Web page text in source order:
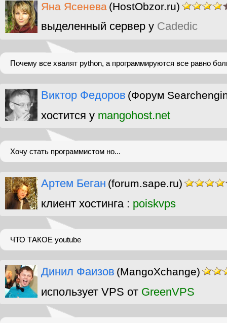
Яна Ясенева (HostObzor.ru)
выделенный сервер у Cadedic
Почему все хвалят python, а программируются все равно
Виктор Федоров (Форум
хостится у mangohost.net
Хочу стать программистом но...
Артем Беган (forum.sape.ru)
клиент хостинга : poiskvps
ЧТО ТАКОЕ youtube
Динил Фаизов (MangoXchange)
использует VPS от GreenVPS